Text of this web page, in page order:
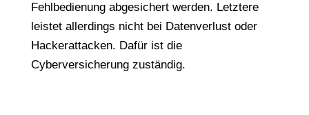
Fehlbedienung abgesichert werden. Letztere
leistet allerdings nicht bei Datenverlust oder
Hackerattacken. Dafür ist die
Cyberversicherung zuständig.